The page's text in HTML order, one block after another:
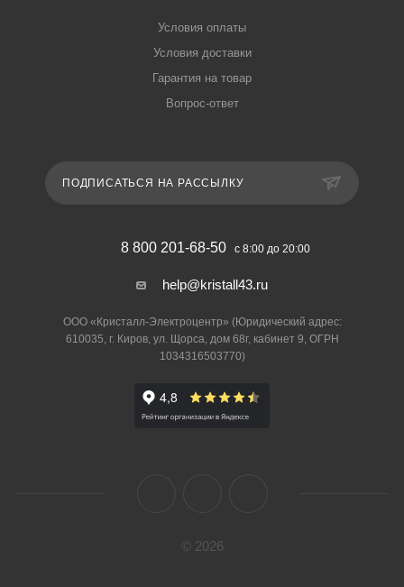
Условия оплаты
Условия доставки
Гарантия на товар
Вопрос-ответ
ПОДПИСАТЬСЯ НА РАССЫЛКУ
8 800 201-68-50 с 8:00 до 20:00
help@kristall43.ru
ООО «Кристалл-Электроцентр» (Юридический адрес:
610035, г. Киров, ул. Щорса, дом 68г, кабинет 9, ОГРН
1034316503770)
© 2026